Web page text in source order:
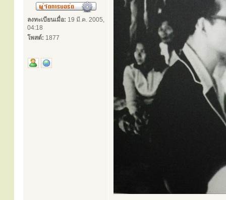
ลงทะเบียนเมื่อ: 19 มี.ค. 2005,
04:18
โพสต์: 1877